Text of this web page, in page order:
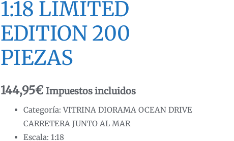
1:18 LIMITED
EDITION 200
PIEZAS
144,95€ Impuestos incluidos
Categoría: VITRINA DIORAMA OCEAN DRIVE
CARRETERA JUNTO AL MAR
Escala: 1:18